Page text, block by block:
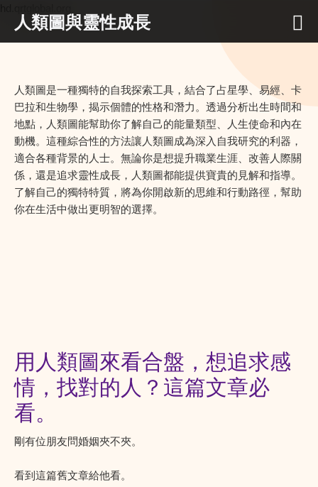
人類圖與靈性成長
人類圖是一種獨特的自我探索工具，結合了占星學、易經、卡
巴拉和生物學，揭示個體的性格和潛力。透過分析出生時間和
地點，人類圖能幫助你了解自己的能量類型、人生使命和內在
動機。這種綜合性的方法讓人類圖成為深入自我研究的利器，
適合各種背景的人士。無論你是想提升職業生涯、改善人際關
係，還是追求靈性成長，人類圖都能提供寶貴的見解和指導。
了解自己的獨特特質，將為你開啟新的思維和行動路徑，幫助
你在生活中做出更明智的選擇。
用人類圖來看合盤，想追求感
情，找對的人？這篇文章必
看。
剛有位朋友問婚姻夾不夾。
看到這篇舊文章給他看。